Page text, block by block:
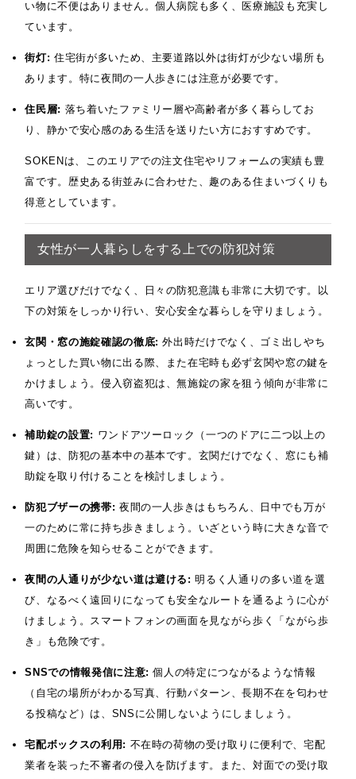
い物に不便はありません。個人病院も多く、医療施設も充実し
ています。
街灯: 住宅街が多いため、主要道路以外は街灯が少ない場所も
あります。特に夜間の一人歩きには注意が必要です。
住民層: 落ち着いたファミリー層や高齢者が多く暮らしてお
り、静かで安心感のある生活を送りたい方におすすめです。
SOKENは、このエリアでの注文住宅やリフォームの実績も豊
富です。歴史ある街並みに合わせた、趣のある住まいづくりも
得意としています。
女性が一人暮らしをする上での防犯対策
エリア選びだけでなく、日々の防犯意識も非常に大切です。以
下の対策をしっかり行い、安心安全な暮らしを守りましょう。
玄関・窓の施錠確認の徹底: 外出時だけでなく、ゴミ出しやち
ょっとした買い物に出る際、また在宅時も必ず玄関や窓の鍵を
かけましょう。侵入窃盗犯は、無施錠の家を狙う傾向が非常に
高いです。
補助錠の設置: ワンドアツーロック（一つのドアに二つ以上の
鍵）は、防犯の基本中の基本です。玄関だけでなく、窓にも補
助錠を取り付けることを検討しましょう。
防犯ブザーの携帯: 夜間の一人歩きはもちろん、日中でも万が
一のために常に持ち歩きましょう。いざという時に大きな音で
周囲に危険を知らせることができます。
夜間の人通りが少ない道は避ける: 明るく人通りの多い道を選
び、なるべく遠回りになっても安全なルートを通るように心が
けましょう。スマートフォンの画面を見ながら歩く「ながら歩
き」も危険です。
SNSでの情報発信に注意: 個人の特定につながるような情報
（自宅の場所がわかる写真、行動パターン、長期不在を匂わせ
る投稿など）は、SNSに公開しないようにしましょう。
宅配ボックスの利用: 不在時の荷物の受け取りに便利で、宅配
業者を装った不審者の侵入を防げます。また、対面での受け取